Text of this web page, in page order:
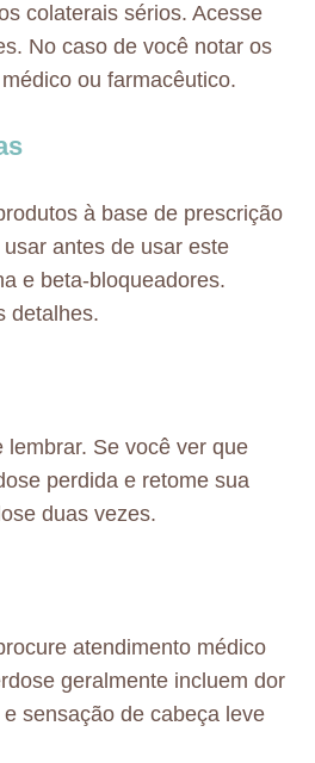
colaterais sérios. Acesse
No caso de você notar os
ou farmacêutico.
à base de prescrição
antes de usar este
e beta-bloqueadores.
detalhes.
Se você ver que
perdida e retome sua
duas vezes.
atendimento médico
geralmente incluem dor
sensação de cabeça leve